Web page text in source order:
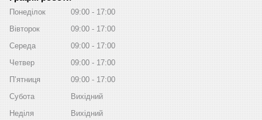
Понеділок 09:00
17:00
Вівторок
09:00
17:00
Середа
09:00
17:00
Четвер
09:00
17:00
Пʼятниця
09:00
17:00
Субота
Вихідний
Неділя
Вихідний